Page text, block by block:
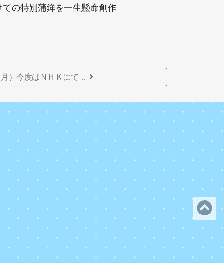
の特別蒲鉾を一生懸命創作
）今度はＮＨＫにて…